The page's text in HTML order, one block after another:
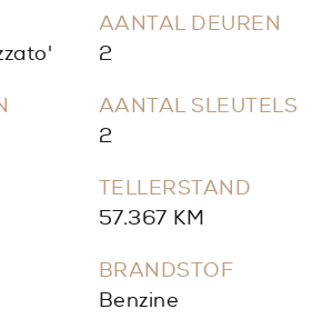
AANTAL DEUREN
2
AANTAL SLEUTELS
2
TELLERSTAND
57.367 KM
BRANDSTOF
Benzine